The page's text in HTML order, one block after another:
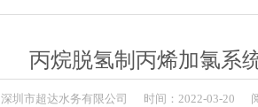
丙烷脱氢制丙烯加氯系
深圳市超达水务有限公司 时间： 2022-03-20